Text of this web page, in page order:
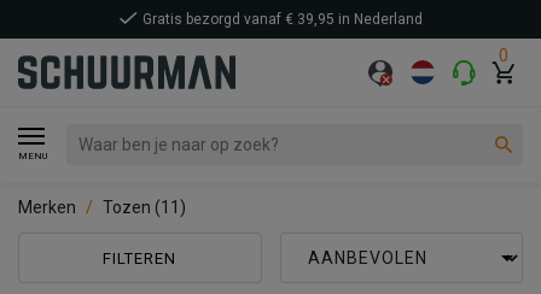
0
MENU
Gratis bezorgd vanaf € 39,95 in Nederland
Merken Tozen (11)
FILTEREN